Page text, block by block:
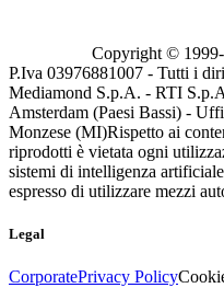
Copyright © 1999-
P.Iva 03976881007 - Tutti i
Mediamond S.p.A. - RTI
Amsterdam (Paesi Bassi) -
Monzese (MI)Rispetto ai
riprodotti è vietata ogni
sistemi di intelligenza
espresso di utilizzare mezzi
Legal
CorporatePrivacy Policy